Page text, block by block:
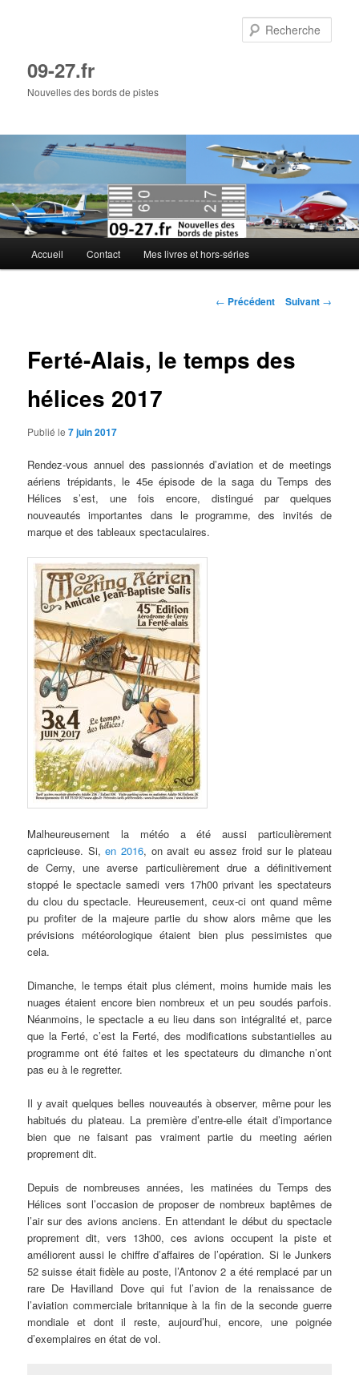
09-27.fr
Nouvelles des bords de pistes
principal
Accueil Contact Mes livres et hors-séries
Navigation
← Précédent Suivant →
Ferté-Alais, le temps des
hélices 2017
Publié le7 juin 2017
Rendez-vous annuel des passionnés d’aviation et de meetings
aériens trépidants, le 45e épisode de la saga du Temps des
Hélices s’est, une fois encore, distingué par quelques
nouveautés importantes dans le programme, des invités de
marque et des tableaux spectaculaires.
Malheureusement la météo a été aussi particulièrement
capricieuse. Si,en 2016, on avait eu assez froid sur le plateau
de Cerny, une averse particulièrement drue a définitivement
stoppé le spectacle samedi vers 17h00 privant les spectateurs
du clou du spectacle. Heureusement, ceux-ci ont quand même
pu profiter de la majeure partie du show alors même que les
prévisions météorologique étaient bien plus pessimistes que
cela.
Dimanche, le temps était plus clément, moins humide mais les
nuages étaient encore bien nombreux et un peu soudés parfois.
Néanmoins, le spectacle a eu lieu dans son intégralité et, parce
que la Ferté, c’est la Ferté, des modifications substantielles au
programme ont été faites et les spectateurs du dimanche n’ont
pas eu à le regretter.
Il y avait quelques belles nouveautés à observer, même pour les
habitués du plateau. La première d’entre-elle était d’importance
bien que ne faisant pas vraiment partie du meeting aérien
proprement dit.
Depuis de nombreuses années, les matinées du Temps des
Hélices sont l’occasion de proposer de nombreux baptêmes de
l’air sur des avions anciens. En attendant le début du spectacle
proprement dit, vers 13h00, ces avions occupent la piste et
améliorent aussi le chiffre d’affaires de l’opération. Si le Junkers
52 suisse était fidèle au poste, l’Antonov 2 a été remplacé par un
rare De Havilland Dove qui fut l’avion de la renaissance de
l’aviation commerciale britannique à la fin de la seconde guerre
mondiale et dont il reste, aujourd’hui, encore, une poignée
d’exemplaires en état de vol.